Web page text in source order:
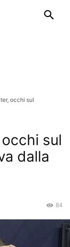
occhi sul
sul
dalla
84